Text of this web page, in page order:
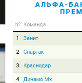
АЛЬФА-
№ Команда
1 Зенит
2 Спартак
3 Краснодар
4 Динамо Мх